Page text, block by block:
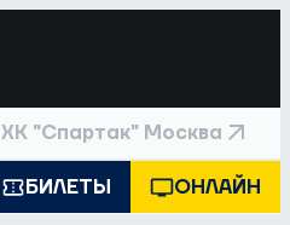
ХК "Спартак" Москва
БИЛЕТЫ ОНЛАЙН